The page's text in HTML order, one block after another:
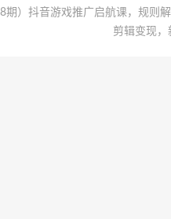
期）抖音游戏推广启航课，规则
剪辑变现